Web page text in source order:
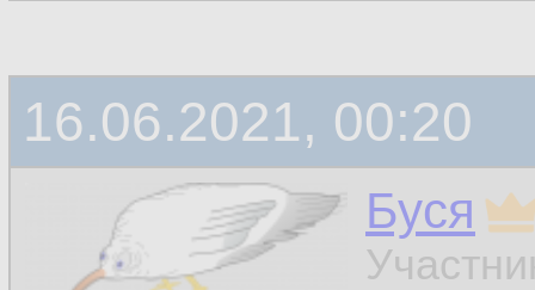
16.06.2021, 00:20
Буся